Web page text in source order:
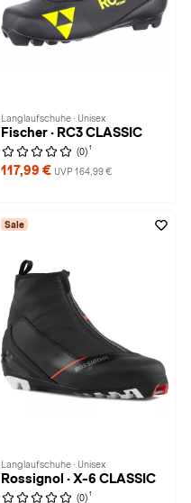
Langlaufschuhe · Unisex
Fischer · RC3 CLASSIC
(0) 1
117,99 € UVP 164,99 €
Sale
Langlaufschuhe · Unisex
Rossignol · X-6 CLASSIC
(0) 1